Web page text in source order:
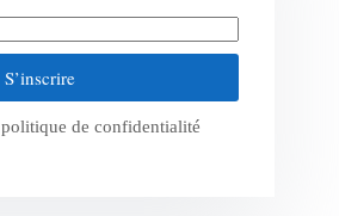
S’inscrire
politique de confidentialité